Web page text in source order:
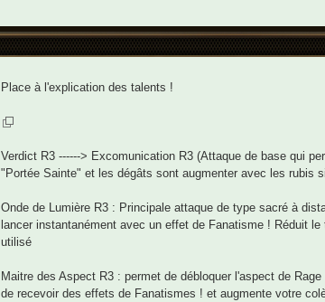
Place à l'explication des talents !
Verdict R3 ------> Excomunication R3 (Attaque de base qui
"Portée Sainte" et les dégâts sont augmenter avec les rubis
Onde de Lumière R3 : Principale attaque de type sacré à
lancer instantanément avec un effet de Fanatisme ! Réduit
utilisé
Maitre des Aspect R3 : permet de débloquer l'aspect de
de recevoir des effets de Fanatismes ! et augmente votre